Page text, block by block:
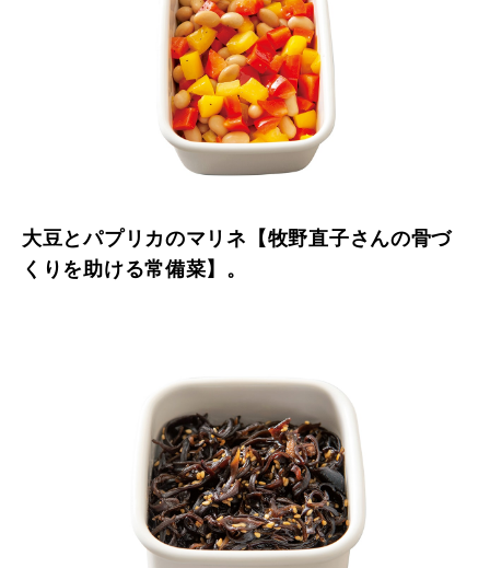
大豆とパプリカのマリネ【牧野直子さんの骨づ
くりを助ける常備菜】。